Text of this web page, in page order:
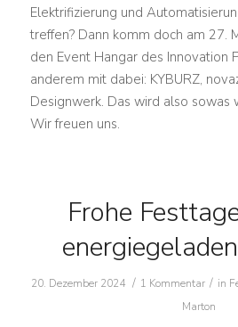
Elektrifizierung und
treffen? Dann komm doch am 27.
den Event Hangar des Innovation
anderem mit dabei: KYBURZ,
Designwerk. Das wird also sowas
Wir freuen uns.
Frohe
20. Dezember 2024 / 1 Kommentar / in
Marton